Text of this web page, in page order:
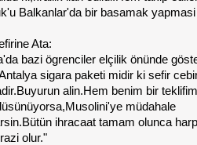
Balkanlar'da bir basamak yapmasi
Ata:
bazi ögrenciler elçilik önünde
sigara paketi midir ki sefir
alin.Hem benim bir teklifim
müdahale
ihracaat tamam olunca harp
olur."